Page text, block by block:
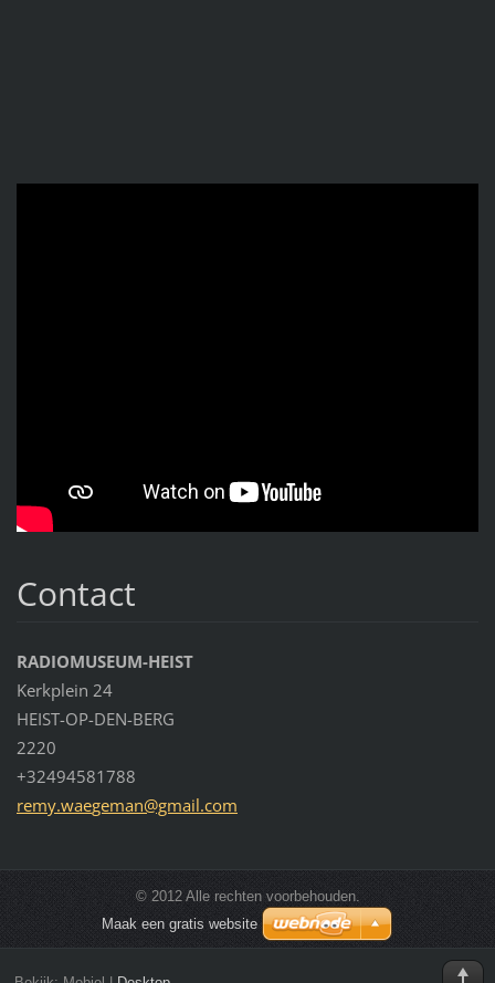
Contact
RADIOMUSEUM-HEIST
Kerkplein 24
HEIST-OP-DEN-BERG
2220
+32494581788
remy.waegeman@gmail.com
© 2012 Alle rechten voorbehouden.
Maak een gratis website